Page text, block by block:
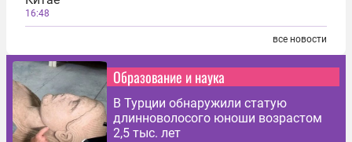
16:48
все новости
Образование и наука
В Турции обнаружили статую
длинноволосого юноши возрастом
2,5 тыс. лет